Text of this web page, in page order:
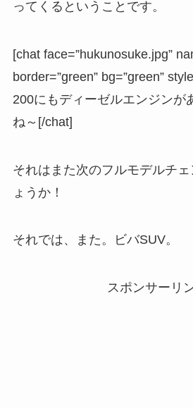
ってくるということです。
[chat face=”hukunosuke.jpg”
border=”green” bg=”green”
200にもディーゼルエンジンが
ね～[/chat]
それはまた次のフルモデルチ
ょうか！
それでは、また。ビバSUV。
スポンサーリ